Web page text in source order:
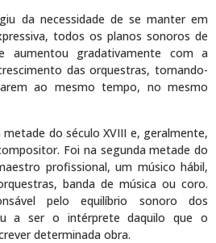
da necessidade de se manter em
todos os planos sonoros de
aumentou gradativamente com a
das orquestras, tornando-
ao mesmo tempo, no mesmo
do século XVIII e, geralmente,
Foi na segunda metade do
profissional, um músico hábil,
banda de música ou coro.
pelo equilíbrio sonoro dos
a ser o intérprete daquilo que o
determinada obra.